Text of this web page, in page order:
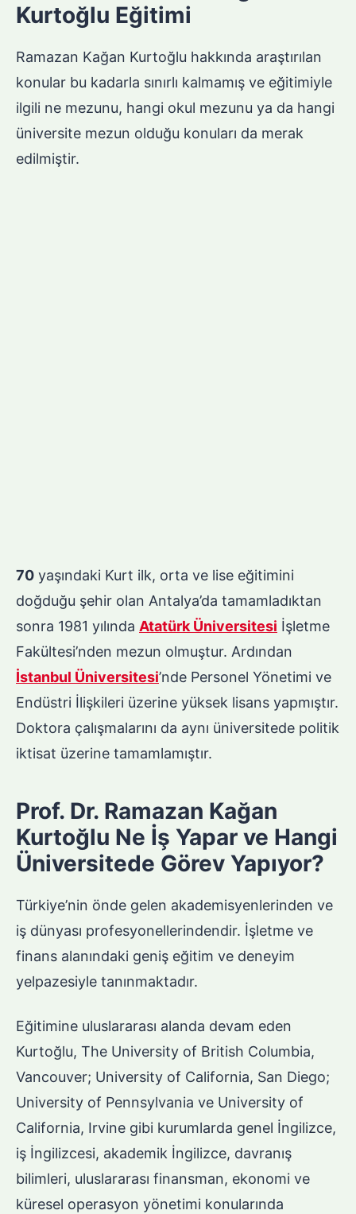
Kurtoğlu Eğitimi
Ramazan Kağan Kurtoğlu hakkında araştırılan
konular bu kadarla sınırlı kalmamış ve eğitimiyle
ilgili ne mezunu, hangi okul mezunu ya da hangi
üniversite mezun olduğu konuları da merak
edilmiştir.
70 yaşındaki Kurt ilk, orta ve lise eğitimini
doğduğu şehir olan Antalya’da tamamladıktan
sonra 1981 yılında Atatürk Üniversitesi İşletme
Fakültesi’nden mezun olmuştur. Ardından
İstanbul Üniversitesi’nde Personel Yönetimi ve
Endüstri İlişkileri üzerine yüksek lisans yapmıştır.
Doktora çalışmalarını da aynı üniversitede politik
iktisat üzerine tamamlamıştır.
Prof. Dr. Ramazan Kağan
Kurtoğlu Ne İş Yapar ve Hangi
Üniversitede Görev Yapıyor?
Türkiye’nin önde gelen akademisyenlerinden ve
iş dünyası profesyonellerindendir. İşletme ve
finans alanındaki geniş eğitim ve deneyim
yelpazesiyle tanınmaktadır.
Eğitimine uluslararası alanda devam eden
Kurtoğlu, The University of British Columbia,
Vancouver; University of California, San Diego;
University of Pennsylvania ve University of
California, Irvine gibi kurumlarda genel İngilizce,
iş İngilizcesi, akademik İngilizce, davranış
bilimleri, uluslararası finansman, ekonomi ve
küresel operasyon yönetimi konularında